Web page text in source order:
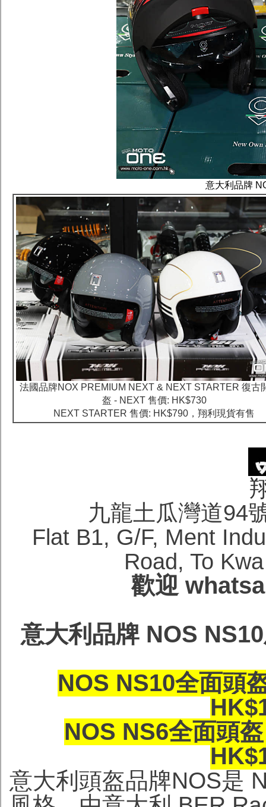
意大利品牌
法國品牌NOX PREMIUM NEXT & NEXT STARTER 復古
盔 - NEXT 售價: HK$730
NEXT STARTER 售價: HK$790，翔利現貨有售
九龍土瓜灣道94
Flat B1, G/F, Ment
Road, To
歡迎
意大利品牌 NOS
NOS NS10全面頭
NOS NS6全面頭
意大利頭盔品牌NOS是